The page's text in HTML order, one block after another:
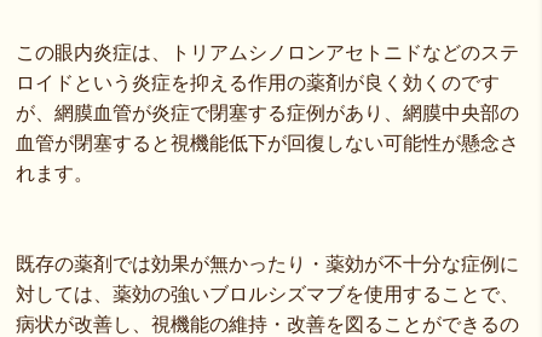
この眼内炎症は、トリアムシノロンアセトニドなどのステ
ロイドという炎症を抑える作用の薬剤が良く効くのです
が、網膜血管が炎症で閉塞する症例があり、網膜中央部の
血管が閉塞すると視機能低下が回復しない可能性が懸念さ
れます。
既存の薬剤では効果が無かったり・薬効が不十分な症例に
対しては、薬効の強いブロルシズマブを使用することで、
病状が改善し、視機能の維持・改善を図ることができるの